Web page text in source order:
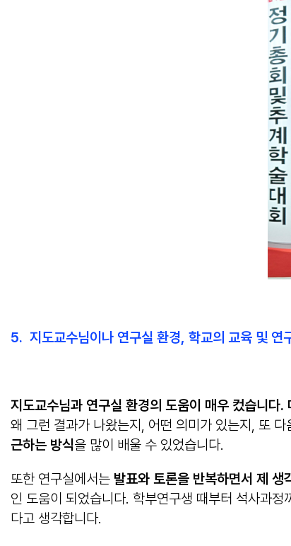
5. 지도교수님이나 연구실 환경, 학교의 교육 및 연
지도교수님과 연구실 환경의 도움이 매우 컸습니다.
왜 그런 결과가 나왔는지, 어떤 의미가 있는지, 또
근하는 방식을 많이 배울 수 있었습니다.
또한 연구실에서는 발표와 토론을 반복하면서 제 생
인 도움이 되었습니다. 학부연구생 때부터 석사과
다고 생각합니다.